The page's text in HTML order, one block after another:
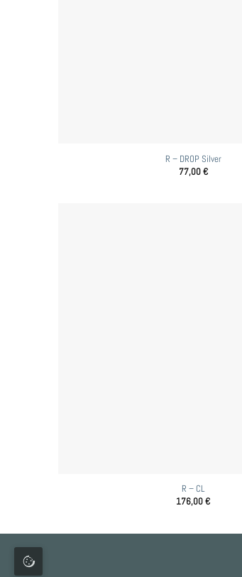
R – DROP Silver
77,00€
R – CL
176,00€